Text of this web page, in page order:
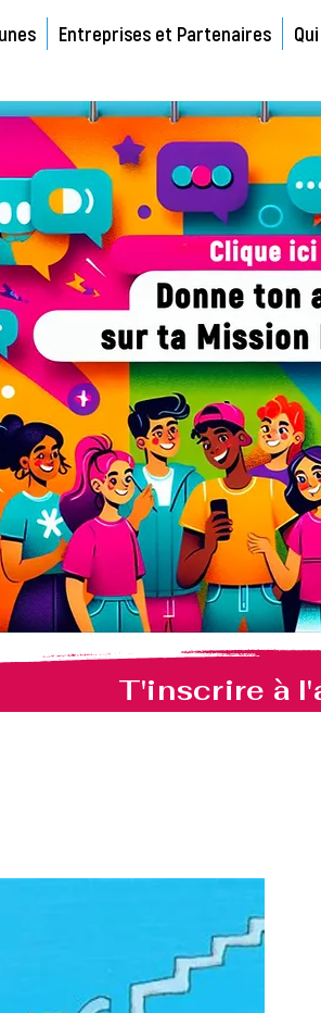
Entreprises et Partenaires
T'inscrire à